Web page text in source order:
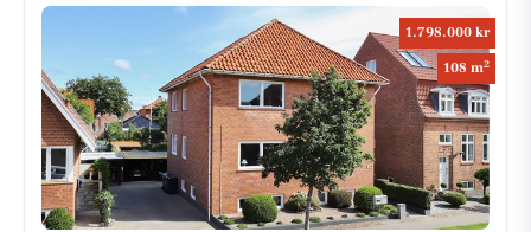
1.798.000 kr
108 m2